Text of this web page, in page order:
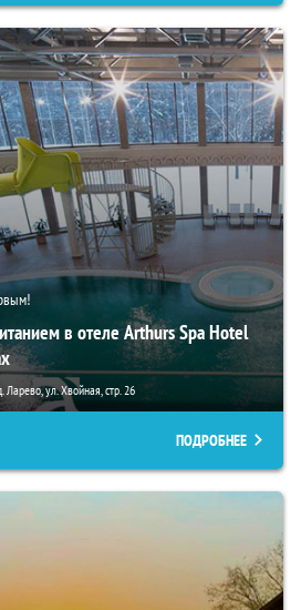
в отеле Arthurs Spa Hotel
ул. Хвойная, стр. 26
ПОДРОБНЕЕ